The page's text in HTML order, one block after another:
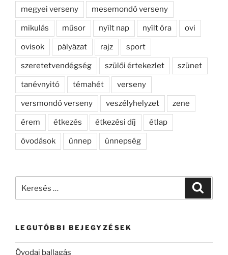
megyei verseny mesemondó verseny
mikulás műsor nyílt nap nyílt óra ovi
ovisok pályázat rajz sport
szeretetvendégség szülői értekezlet szünet
tanévnyitó témahét verseny
versmondó verseny veszélyhelyzet zene
érem étkezés étkezési díj étlap
óvodások ünnep ünnepség
LEGUTÓBBI BEJEGYZÉSEK
Óvodai ballagás